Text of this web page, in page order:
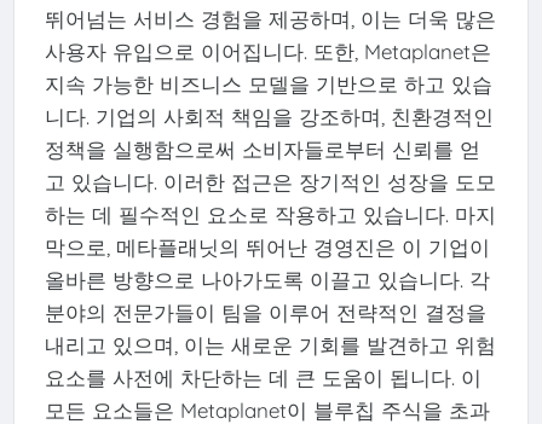
뛰어넘는 서비스 경험을 제공하며, 이는 더욱 많은
사용자 유입으로 이어집니다. 또한, Metaplanet은
지속 가능한 비즈니스 모델을 기반으로 하고 있습
니다. 기업의 사회적 책임을 강조하며, 친환경적인
정책을 실행함으로써 소비자들로부터 신뢰를 얻
고 있습니다. 이러한 접근은 장기적인 성장을 도모
하는 데 필수적인 요소로 작용하고 있습니다. 마지
막으로, 메타플래닛의 뛰어난 경영진은 이 기업이
올바른 방향으로 나아가도록 이끌고 있습니다. 각
분야의 전문가들이 팀을 이루어 전략적인 결정을
내리고 있으며, 이는 새로운 기회를 발견하고 위험
요소를 사전에 차단하는 데 큰 도움이 됩니다. 이
모든 요소들은 Metaplanet이 블루칩 주식을 초과